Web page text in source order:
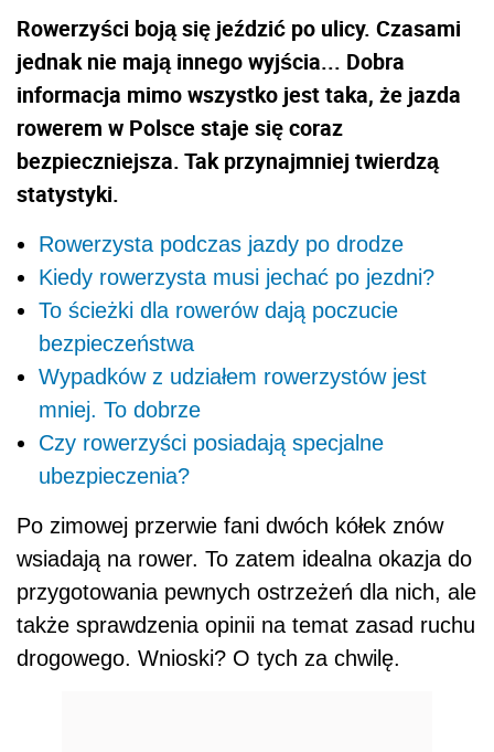
Rowerzyści boją się jeździć po ulicy. Czasami
jednak nie mają innego wyjścia... Dobra
informacja mimo wszystko jest taka, że jazda
rowerem w Polsce staje się coraz
bezpieczniejsza. Tak przynajmniej twierdzą
statystyki.
Rowerzysta podczas jazdy po drodze
Kiedy rowerzysta musi jechać po jezdni?
To ścieżki dla rowerów dają poczucie
bezpieczeństwa
Wypadków z udziałem rowerzystów jest
mniej. To dobrze
Czy rowerzyści posiadają specjalne
ubezpieczenia?
Po zimowej przerwie fani dwóch kółek znów
wsiadają na rower. To zatem idealna okazja do
przygotowania pewnych ostrzeżeń dla nich, ale
także sprawdzenia opinii na temat zasad ruchu
drogowego. Wnioski? O tych za chwilę.